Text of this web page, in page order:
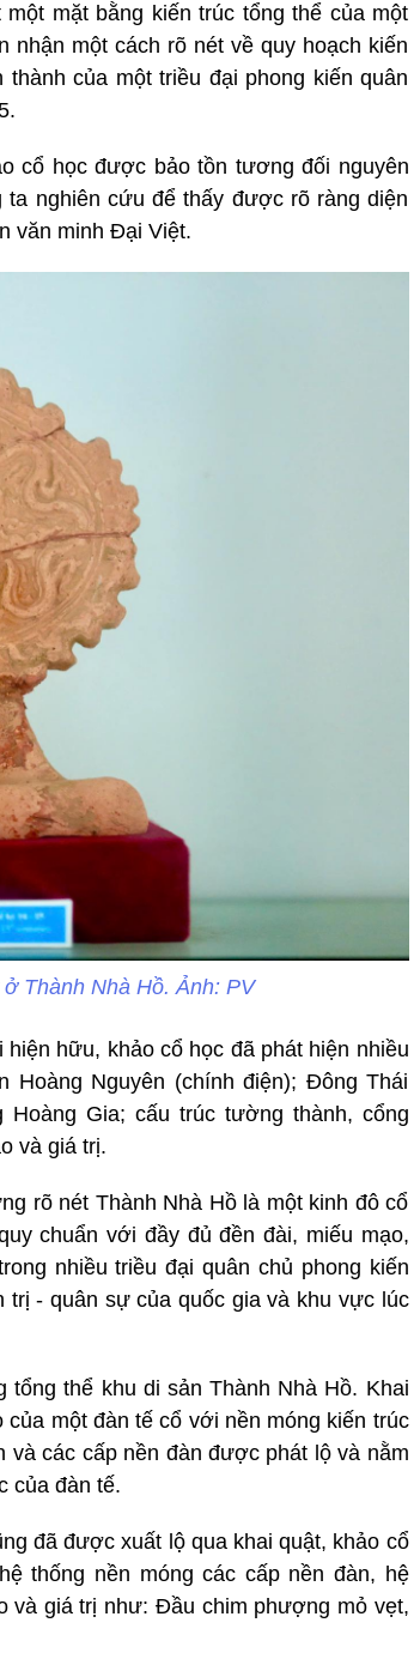
mặt bằng kiến trúc tổng thể của một
một cách rõ nét về quy hoạch kiến
của một triều đại phong kiến quân
cổ học được bảo tồn tương đối nguyên
nghiên cứu để thấy được rõ ràng diện
văn minh Đại Việt.
Thành Nhà Hồ. Ảnh: PV
hữu, khảo cổ học đã phát hiện nhiều
Hoàng Nguyên (chính điện); Đông Thái
Gia; cấu trúc tường thành, cổng
và giá trị.
rõ nét Thành Nhà Hồ là một kinh đô cổ
chuẩn với đầy đủ đền đài, miếu mạo,
nhiều triều đại quân chủ phong kiến
- quân sự của quốc gia và khu vực lúc
thể khu di sản Thành Nhà Hồ. Khai
một đàn tế cổ với nền móng kiến trúc
các cấp nền đàn được phát lộ và nằm
của đàn tế.
đã được xuất lộ qua khai quật, khảo cổ
thống nền móng các cấp nền đàn, hệ
và giá trị như: Đầu chim phượng mỏ vẹt,